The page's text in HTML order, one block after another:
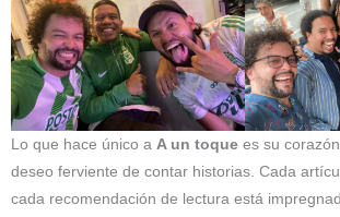
Lo que hace único a A un toque es su
deseo ferviente de contar historias. Cada
cada recomendación de lectura está